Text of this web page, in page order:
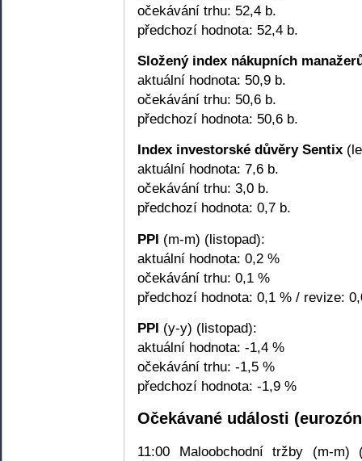
očekávání trhu: 52,4 b.
předchozí hodnota: 52,4 b.
Složený index nákupních
aktuální hodnota: 50,9 b.
očekávání trhu: 50,6 b.
předchozí hodnota: 50,6 b.
Index investorské důvěry Sentix
aktuální hodnota: 7,6 b.
očekávání trhu: 3,0 b.
předchozí hodnota: 0,7 b.
PPI (m-m) (listopad):
aktuální hodnota: 0,2 %
očekávání trhu: 0,1 %
předchozí hodnota: 0,1 % / revize:
PPI (y-y) (listopad):
aktuální hodnota: -1,4 %
očekávání trhu: -1,5 %
předchozí hodnota: -1,9 %
Očekávané události
11:00 Maloobchodní tržby (m-